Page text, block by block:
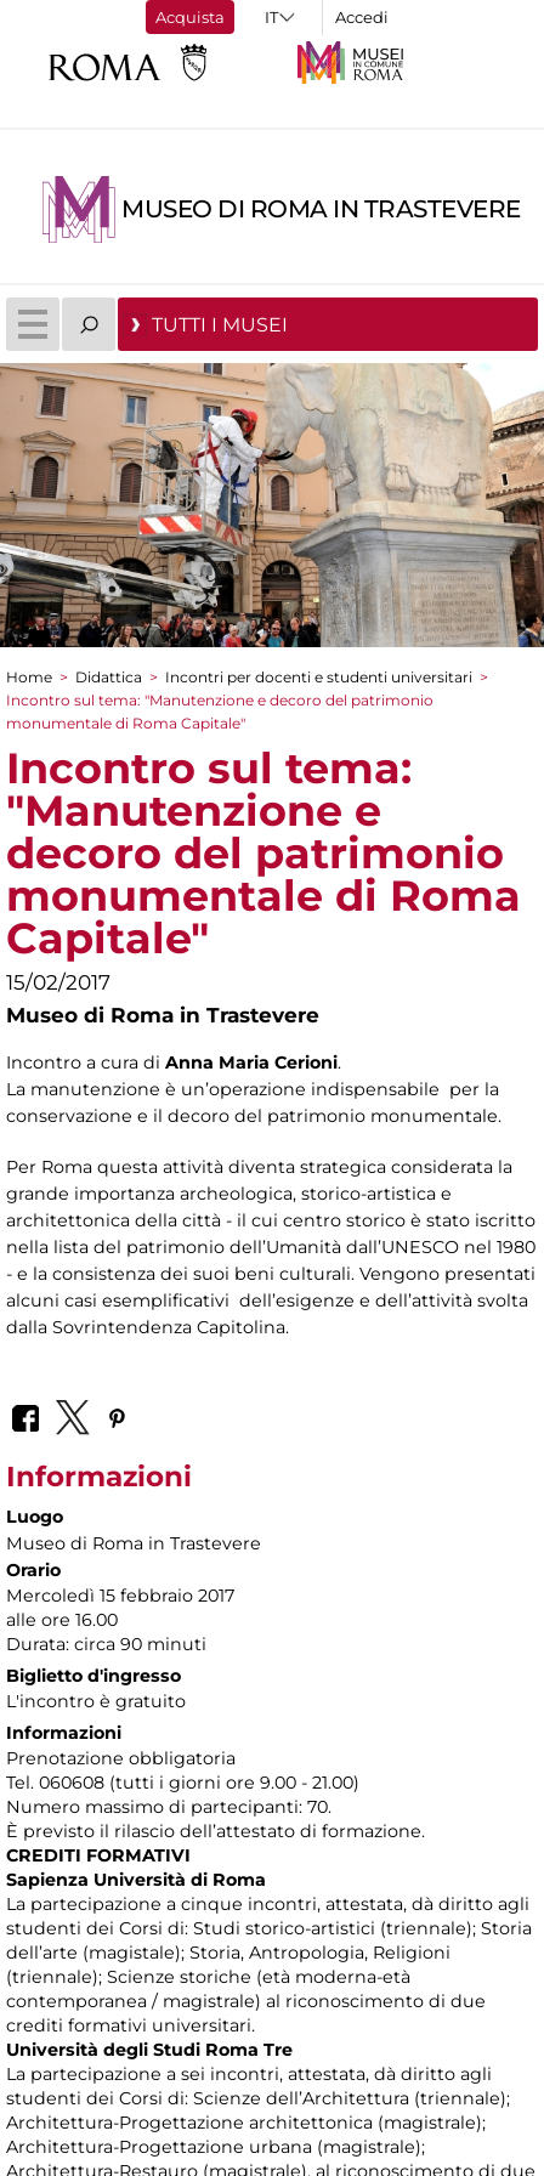
Acquista Accedi
MUSEO DI ROMA IN TRASTEVERE
TUTTI I MUSEI
Tu sei qui
Home > Didattica > Incontri per docenti e studenti universitari >
Incontro sul tema: "Manutenzione e decoro del patrimonio
monumentale di Roma Capitale"
Incontro sul tema:
"Manutenzione e
decoro del patrimonio
monumentale di Roma
Capitale"
15/02/2017
Museo di Roma in Trastevere
Incontro a cura di Anna Maria Cerioni.
La manutenzione è un’operazione indispensabile per la
conservazione e il decoro del patrimonio monumentale.
Per Roma questa attività diventa strategica considerata la
grande importanza archeologica, storico-artistica e
architettonica della città - il cui centro storico è stato iscritto
nella lista del patrimonio dell’Umanità dall’UNESCO nel 1980
- e la consistenza dei suoi beni culturali. Vengono presentati
alcuni casi esemplificativi dell’esigenze e dell’attività svolta
dalla Sovrintendenza Capitolina.
Informazioni
Luogo
Museo di Roma in Trastevere
Orario
Mercoledì 15 febbraio 2017
alle ore 16.00
Durata: circa 90 minuti
Biglietto d'ingresso
L'incontro è gratuito
Informazioni
Prenotazione obbligatoria
Tel. 060608 (tutti i giorni ore 9.00 - 21.00)
Numero massimo di partecipanti: 70.
È previsto il rilascio dell’attestato di formazione.
CREDITI FORMATIVI
Sapienza Università di Roma
La partecipazione a cinque incontri, attestata, dà diritto agli
studenti dei Corsi di: Studi storico-artistici (triennale); Storia
dell’arte (magistale); Storia, Antropologia, Religioni
(triennale); Scienze storiche (età moderna-età
contemporanea / magistrale) al riconoscimento di due
crediti formativi universitari.
Università degli Studi Roma Tre
La partecipazione a sei incontri, attestata, dà diritto agli
studenti dei Corsi di: Scienze dell’Architettura (triennale);
Architettura-Progettazione architettonica (magistrale);
Architettura-Progettazione urbana (magistrale);
Architettura-Restauro (magistrale), al riconoscimento di due